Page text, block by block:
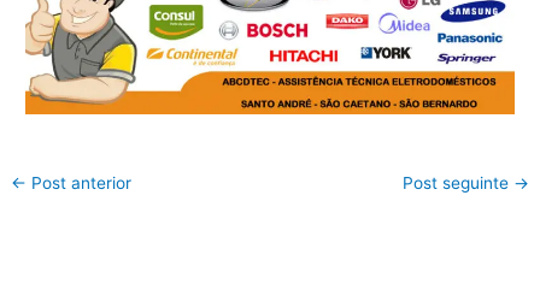
← Post anterior Post seguinte →